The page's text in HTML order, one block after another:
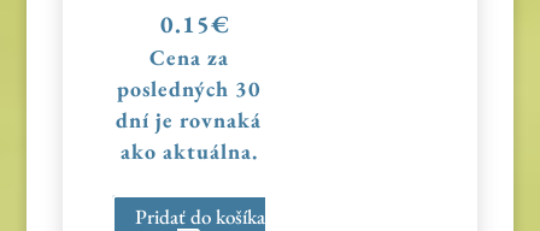
0.15€
Cena za
posledných 30
dní je rovnaká
ako aktuálna.
Pridať do košíka